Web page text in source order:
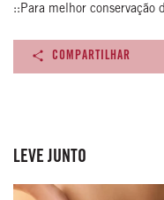
::Para melhor conservação
COMPARTILHAR
LEVE JUNTO